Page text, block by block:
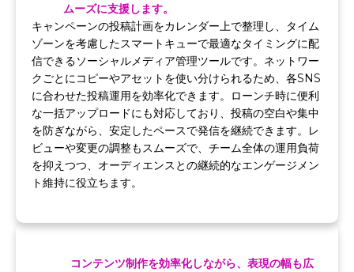
ムーズに支援します。
キャンペーンの投稿計画をカレンダー上で整理し、タイム
ゾーンを考慮したスマートキューで最適なタイミングに配
信できるソーシャルメディア管理ツールです。ネットワー
クごとにコピーやアセットを使い分けられるため、各SNS
に合わせた投稿運用を効率化できます。ローンチ時に便利
な一括アップロードにも対応しており、投稿の空白や集中
を防ぎながら、安定したペースで発信を継続できます。レ
ビューや変更の調整もスムーズで、チーム全体の運用負荷
を抑えつつ、オーディエンスとの継続的なエンゲージメン
ト維持に役立ちます。
コンテンツ制作を効率化しながら、表現の幅も広